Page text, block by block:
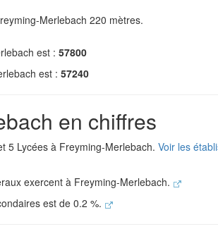
Merlebach 220 mètres.
est : 57800
est : 57240
en chiffres
5 Lycées à Freyming-Merlebach. Voir les
exercent à Freyming-Merlebach.
est de 0.2 %.